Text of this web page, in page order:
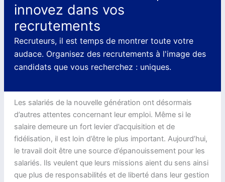
innovez dans vos
recrutements
Recruteurs, il est temps de montrer toute votre
audace. Organisez des recrutements à l'image des
candidats que vous recherchez : uniques.
Les salariés de la nouvelle génération ont désormais
d’autres attentes concernant leur emploi. Même si le
salaire demeure un fort levier d’acquisition et de
fidélisation, il est loin d’être le plus important. Aujourd’hui,
le travail doit être une source d’épanouissement pour les
salariés. Ils veulent que leurs missions aient du sens ainsi
que plus de responsabilités et de liberté dans leur gestion